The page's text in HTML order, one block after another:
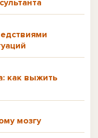
как выжить
мозгу